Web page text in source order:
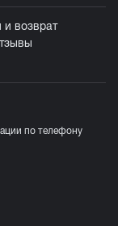
возврат
по телефону